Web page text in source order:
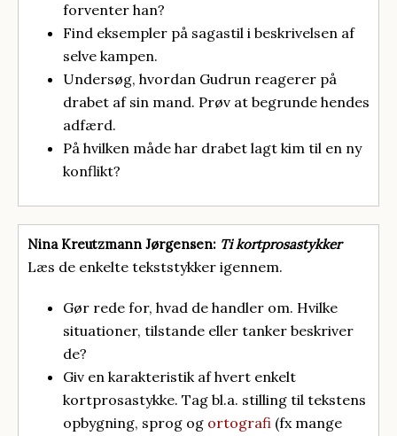
forventer han?
Find eksempler på sagastil i beskrivelsen af
selve kampen.
Undersøg, hvordan Gudrun reagerer på
drabet af sin mand. Prøv at begrunde hendes
adfærd.
På hvilken måde har drabet lagt kim til en ny
konflikt?
Nina Kreutzmann Jørgensen: Ti kortprosastykker
Læs de enkelte tekststykker igennem.
Gør rede for, hvad de handler om. Hvilke
situationer, tilstande eller tanker beskriver
de?
Giv en karakteristik af hvert enkelt
kortprosastykke. Tag bl.a. stilling til tekstens
opbygning, sprog og ortografi (fx mange